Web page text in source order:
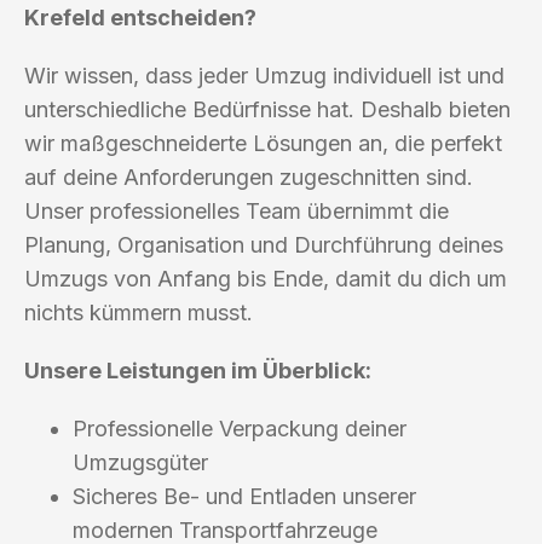
Krefeld entscheiden?
Wir wissen, dass jeder Umzug individuell ist und
unterschiedliche Bedürfnisse hat. Deshalb bieten
wir maßgeschneiderte Lösungen an, die perfekt
auf deine Anforderungen zugeschnitten sind.
Unser professionelles Team übernimmt die
Planung, Organisation und Durchführung deines
Umzugs von Anfang bis Ende, damit du dich um
nichts kümmern musst.
Unsere Leistungen im Überblick:
Professionelle Verpackung deiner
Umzugsgüter
Sicheres Be- und Entladen unserer
modernen Transportfahrzeuge